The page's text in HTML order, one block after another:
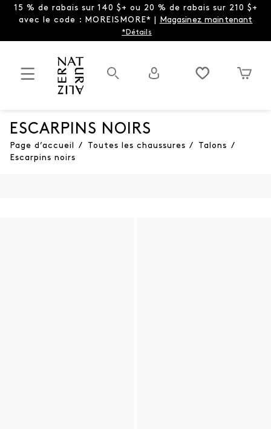
15 % de rabais sur 140 $+ ou 20 % de rabais sur 210 $+
avec le code : MOREISMORE* | Magasinez maintenant
*Détails
ESCARPINS NOIRS
Page d’accueil / Toutes les chaussures / Talons /
Escarpins noirs